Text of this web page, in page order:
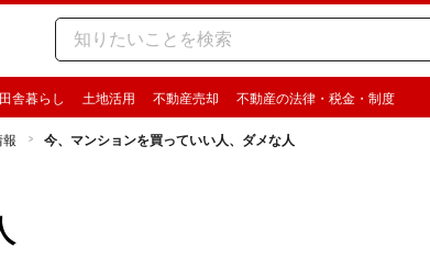
舎暮らし 土地活用 不動産売却 不動産の法律・税金・制度
報 今、マンションを買っていい人、ダメな人